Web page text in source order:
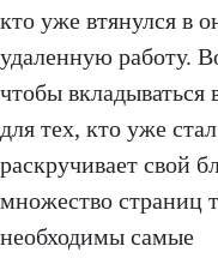
кто уже втянулся в
удаленную работу.
чтобы вкладываться
для тех, кто уже
раскручивает свой
множество страниц
необходимы самые